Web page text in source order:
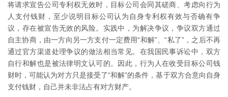
将请求宣告公司专利权无效时，目标公司会同其磋商、考虑向行为
人支付钱财，至少说明目标公司认为自身专利权有效与否确有争
议，存在被宣告无效的风险。实践中，为解决争议，争议双方通过
自主协商，由一方向另一方支付一定费用“和解”、“私了”，之后不再
通过官方渠道处理争议的做法相当常见。在我国民事诉讼中，双方
自行和解也是被法律明文认可的。因此，行为人在收受目标公司钱
财时，可能认为对方只是接受了“和解”的条件，基于双方合意向自身
支付钱财，自己并未非法占有对方财产。